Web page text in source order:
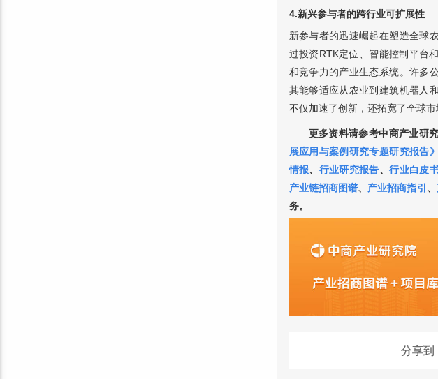
4.新兴参与者的跨行业可扩展性
新参与者的迅速崛起在塑造全球
过投资RTK定位、智能控制平台
和竞争力的产业生态系统。许多
其能够适应从农业到建筑机器人
不仅加速了创新，还拓宽了全球市
更多资料请参考中商产业研
展应用与案例研究专题研究报告》
情报、 行业研究报告、行业白皮
产业链招商图谱、 产业招商指引、
务。
分享到